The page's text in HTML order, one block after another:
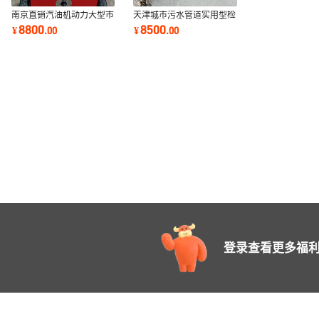
南京直销汽油机动力大型市
政下水管道疏通机
¥8800.00
天津城市污水管道实用型检
查疏通清淤维护工具设备
¥8500.00
登录查看更多福